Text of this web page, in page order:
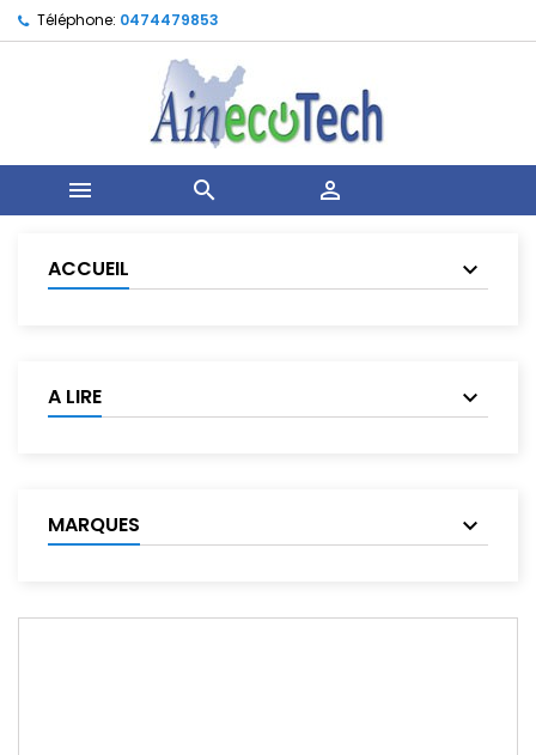
Téléphone: 0474479853
  
ACCUEIL
A LIRE
MARQUES